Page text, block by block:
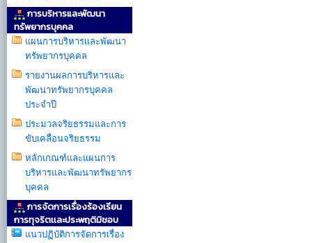
การบริหารและพัฒนา
ทรัพยากรบุคคล
แผนการบริหารเเละพัฒนา
ทรัพยากรบุคคล
รายงานผลการบริหารและ
พัฒนาทรัพยากรบุคคล
ประจำปี
ประมวลจริยธรรมและการ
ขับเคลื่อนจริยธรรม
หลักเกณฑ์และแผนการ
บริหารและพัฒนาทรัพยากร
บุคคล
การจัดการเรื่องร้องเรียน
การทุจริตเเละประพฤติมิชอบ
แนวปฏิบัติการจัดการเรื่อง